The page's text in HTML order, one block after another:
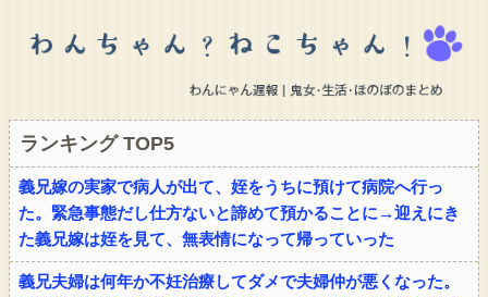
ランキング TOP5
義兄嫁の実家で病人が出て、姪をうちに預けて病院へ行っ
た。緊急事態だし仕方ないと諦めて預かることに→迎えにき
た義兄嫁は姪を見て、無表情になって帰っていった
義兄夫婦は何年か不妊治療してダメで夫婦仲が悪くなった。